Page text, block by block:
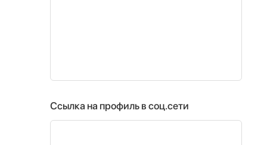
Ссылка на профиль в соц.сети